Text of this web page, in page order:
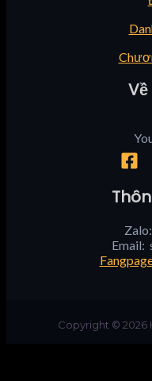
Email:
Copyright © 2026